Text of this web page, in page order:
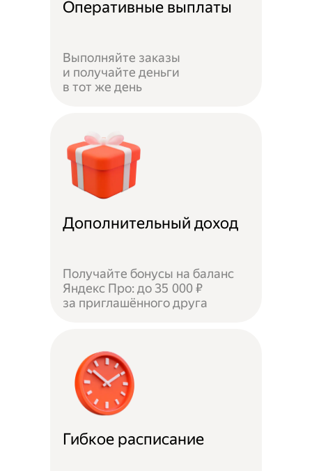
Оперативные выплаты
Выполняйте заказы
и получайте деньги
в тот же день
Дополнительный доход
Получайте бонусы на баланс
Яндекс Про: до 35 000 ₽
за приглашённого друга
Гибкое расписание